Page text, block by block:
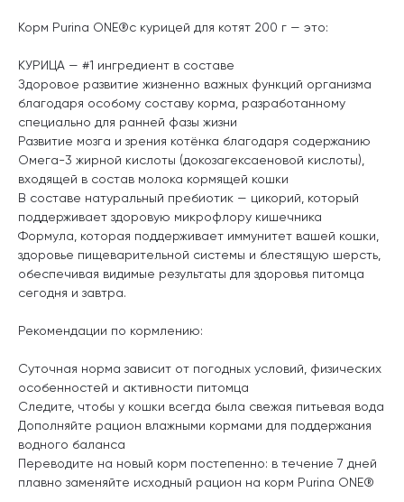
Корм Purina ONE®с курицей для котят 200 г — это:
КУРИЦА — #1 ингредиент в составе
Здоровое развитие жизненно важных функций организма
благодаря особому составу корма, разработанному
специально для ранней фазы жизни
Развитие мозга и зрения котёнка благодаря содержанию
Омега-3 жирной кислоты (докозагексаеновой кислоты),
входящей в состав молока кормящей кошки
В составе натуральный пребиотик — цикорий, который
поддерживает здоровую микрофлору кишечника
Формула, которая поддерживает иммунитет вашей кошки,
здоровье пищеварительной системы и блестящую шерсть,
обеспечивая видимые результаты для здоровья питомца
сегодня и завтра.
Рекомендации по кормлению:
Суточная норма зависит от погодных условий, физических
особенностей и активности питомца
Следите, чтобы у кошки всегда была свежая питьевая вода
Дополняйте рацион влажными кормами для поддержания
водного баланса
Переводите на новый корм постепенно: в течение 7 дней
плавно заменяйте исходный рацион на корм Purina ONE®